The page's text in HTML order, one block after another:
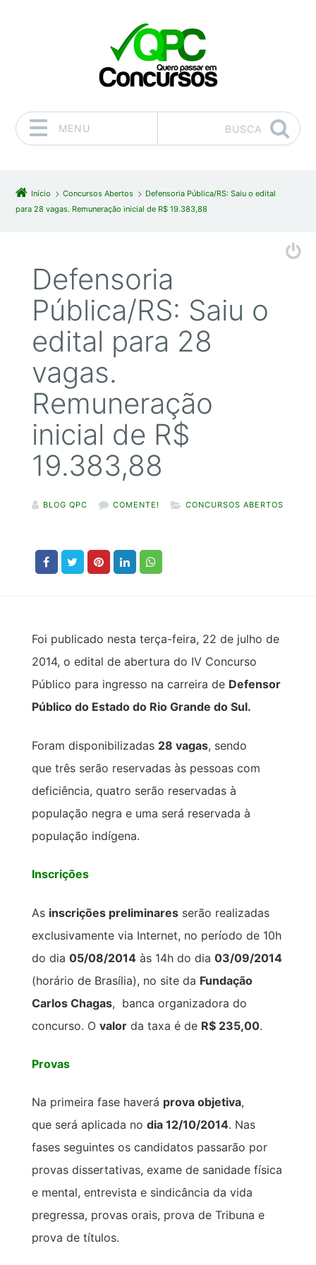
MENU BUSCA
Início Concursos Abertos
Defensoria Pública/RS: Saiu o edital
para 28 vagas. Remuneração inicial de R$ 19.383,88
Defensoria
Pública/RS: Saiu o
edital para 28
vagas.
Remuneração
inicial de R$
19.383,88
BLOG QPC COMENTE! CONCURSOS ABERTOS
Foi publicado nesta terça-feira, 22 de julho de
2014, o edital de abertura do IV Concurso
Público para ingresso na carreira de Defensor
Público do Estado do Rio Grande do Sul.
Foram disponibilizadas 28 vagas, sendo
que três serão reservadas às pessoas com
deficiência, quatro serão reservadas à
população negra e uma será reservada à
população indígena.
Inscrições
As inscrições preliminaresserão realizadas
exclusivamente via Internet, no período de 10h
do dia 05/08/2014às 14h do dia 03/09/2014
(horário de Brasília), no site da Fundação
Carlos Chagas, banca organizadora do
concurso. O valorda taxa é de R$ 235,00.
Provas
Na primeira fase haverá prova objetiva,
que será aplicada no dia 12/10/2014. Nas
fases seguintes os candidatos passarão por
provas dissertativas, exame de sanidade física
e mental, entrevista e sindicância da vida
pregressa, provas orais, prova de Tribuna e
prova de títulos.